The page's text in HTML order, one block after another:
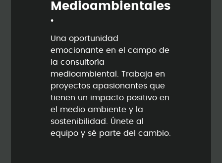
Medioambienta les
.
Una oportunidad
emocionante en el campo de
la consultoría
medioambiental. Trabaja en
proyectos apasionantes que
tienen un impacto positivo en
el medio ambiente y la
sostenibilidad. Únete al
equipo y sé parte del cambio.